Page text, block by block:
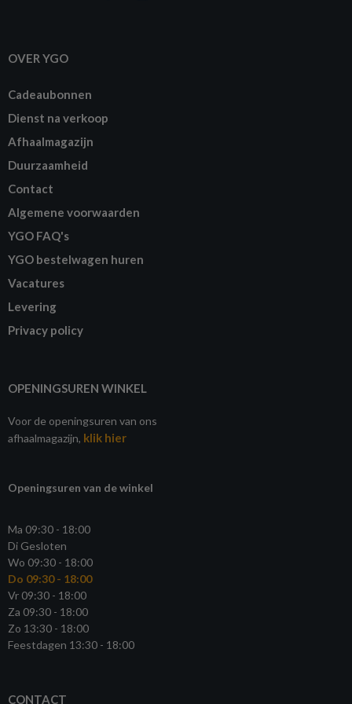
OVER YGO
Cadeaubonnen
Dienst na verkoop
Afhaalmagazijn
Duurzaamheid
Contact
Algemene voorwaarden
YGO FAQ's
YGO bestelwagen huren
Vacatures
Levering
Privacy policy
OPENINGSUREN WINKEL
Voor de openingsuren van ons
afhaalmagazijn, klik hier
Openingsuren van de winkel
Ma 09:30 - 18:00
Di Gesloten
Wo 09:30 - 18:00
Do 09:30 - 18:00
Vr 09:30 - 18:00
Za 09:30 - 18:00
Zo 13:30 - 18:00
Feestdagen 13:30 - 18:00
CONTACT